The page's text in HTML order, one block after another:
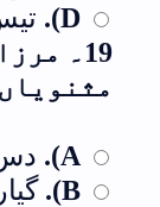
D).
19۔
A).
B).